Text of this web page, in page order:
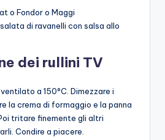
o Fondor o Maggi
di ravanelli con salsa allo
dei rullini TV
a 150°C. Dimezzare i
la crema di formaggio e la panna
tritare finemente gli altri
Condire a piacere.